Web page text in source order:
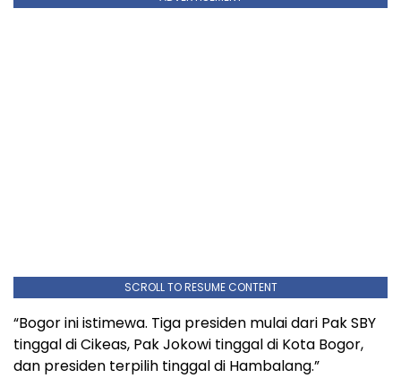
SCROLL TO RESUME CONTENT
“Bogor ini istimewa. Tiga presiden mulai dari Pak SBY
tinggal di Cikeas, Pak Jokowi tinggal di Kota Bogor,
dan presiden terpilih tinggal di Hambalang.”